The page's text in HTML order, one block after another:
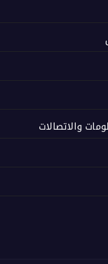
والاتصالات